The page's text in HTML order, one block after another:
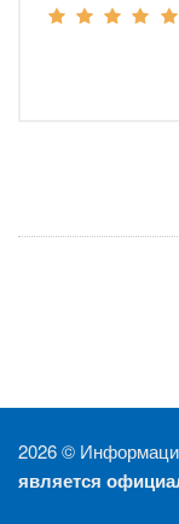
2026 ©
является